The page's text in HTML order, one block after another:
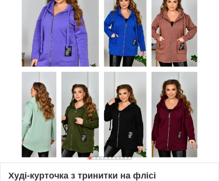
Худі-курточка з тринитки на флісі